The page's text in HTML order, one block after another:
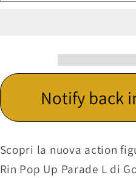
cm
24
cm
Notify back
Scopri la nuova action
Rin Pop Up Parade L di